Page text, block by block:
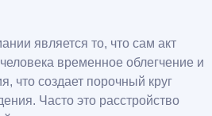
является то, что сам акт
временное облегчение и
что создает порочный круг
Часто это расстройство